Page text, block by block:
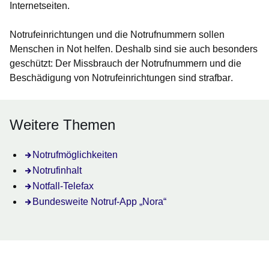
Internetseiten.
Notrufeinrichtungen und die Notrufnummern sollen
Menschen in Not helfen. Deshalb sind sie auch besonders
geschützt: Der Missbrauch der Notrufnummern und die
Beschädigung von Notrufeinrichtungen sind strafbar.
Weitere Themen
Notrufmöglichkeiten
Notrufinhalt
Notfall-Telefax
Bundesweite Notruf-App „Nora“